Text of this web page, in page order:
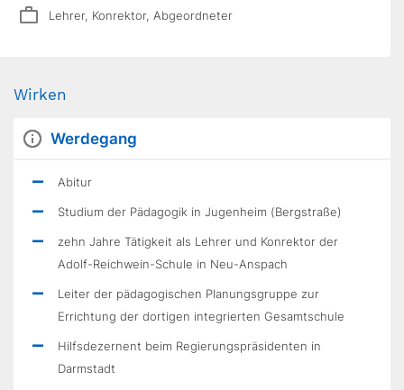
Lehrer, Konrektor, Abgeordneter
Wirken
Werdegang
Abitur
Studium der Pädagogik in Jugenheim (Bergstraße)
zehn Jahre Tätigkeit als Lehrer und Konrektor der
Adolf-Reichwein-Schule in Neu-Anspach
Leiter der pädagogischen Planungsgruppe zur
Errichtung der dortigen integrierten Gesamtschule
Hilfsdezernent beim Regierungspräsidenten in
Darmstadt